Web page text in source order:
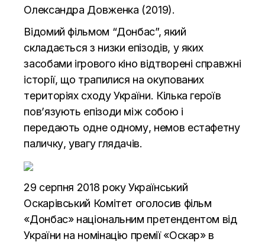
Олександра Довженка (2019).
Відомий фільмом “Донбас”, який
складається з низки епізодів, у яких
засобами ігрового кіно відтворені справжні
історії, що трапилися на окупованих
територіях сходу України. Кілька героїв
пов’язують епізоди між собою і
передають одне одному, немов естафетну
паличку, увагу глядачів.
29 серпня 2018 року Український
Оскарівський Комітет оголосив фільм
«Донбас» національним претендентом від
України на номінацію премії «Оскар» в